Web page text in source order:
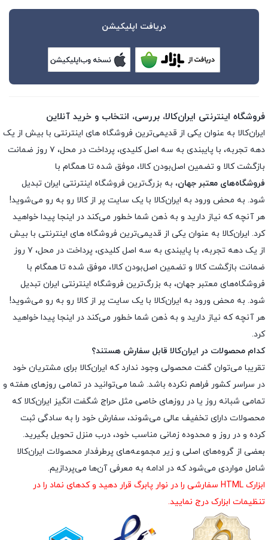
دریافت اپلیکیشن
فروشگاه اینترنتی ایران‌کالا، بررسی، انتخاب و خرید آنلاین
ایران‌کالا به عنوان یکی از قدیمی‌ترین فروشگاه های اینترنتی با بیش از یک
دهه تجربه، با پایبندی به سه اصل کلیدی، پرداخت در محل، ۷ روز ضمانت
بازگشت کالا و تضمین اصل‌بودن کالا، موفق شده تا همگام با
فروشگاه‌های معتبر جهان، به بزرگ‌ترین فروشگاه اینترنتی ایران تبدیل
شود. به محض ورود به ایران‌کالا با یک سایت پر از کالا رو به رو می‌شوید!
هر آنچه که نیاز دارید و به ذهن شما خطور می‌کند در اینجا پیدا خواهید
کرد. ایران‌کالا به عنوان یکی از قدیمی‌ترین فروشگاه های اینترنتی با بیش
از یک دهه تجربه، با پایبندی به سه اصل کلیدی، پرداخت در محل، ۷ روز
ضمانت بازگشت کالا و تضمین اصل‌بودن کالا، موفق شده تا همگام با
فروشگاه‌های معتبر جهان، به بزرگ‌ترین فروشگاه اینترنتی ایران تبدیل
شود. به محض ورود به ایران‌کالا با یک سایت پر از کالا رو به رو می‌شوید!
هر آنچه که نیاز دارید و به ذهن شما خطور می‌کند در اینجا پیدا خواهید
کرد.
کدام محصولات در ایران‌کالا قابل سفارش هستند؟
تقریبا می‌توان گفت محصولی وجود ندارد که ایران‌کالا برای مشتریان خود
در سراسر کشور فراهم نکرده باشد. شما می‌توانید در تمامی روزهای هفته و
تمامی شبانه روز یا در روزهای خاصی مثل حراج شگفت انگیز ایران‌کالا که
محصولات دارای تخفیف عالی می‌شوند، سفارش خود را به سادگی ثبت
کرده و در روز و محدوده زمانی مناسب خود، درب منزل تحویل بگیرید.
بعضی از گروه‌های اصلی و زیر مجموعه‌های پرطرفدار محصولات ایران‌کالا
شامل مواردی می‌شود که در ادامه به معرفی آن‌ها می‌پردازیم.
ابزارک HTML سفارشی را در نوار پابرگ قرار دهید و کدهای نماد را در
تنظیمات ابزارک درج نمایید.